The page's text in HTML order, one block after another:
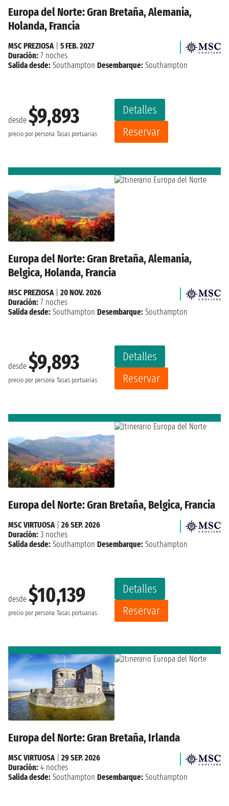
Europa del Norte: Gran Bretaña, Alemania,
Holanda, Francia
desde $9,893
precio por persona Tasas portuarias
Detalles
Reservar
MSC PREZIOSA| 5 FEB. 2027
Duración: 7 noches
Salida desde: Southampton Desembarque: Southampton
Europa del Norte: Gran Bretaña, Alemania,
Belgica, Holanda, Francia
desde $9,893
precio por persona Tasas portuarias
Detalles
Reservar
MSC PREZIOSA
20 NOV. 2026
Duración: 7 noches
Salida desde: Southampton Desembarque: Southampton
Europa del Norte: Gran Bretaña, Belgica, Francia
desde $10,139
precio por persona Tasas portuarias
Detalles
Reservar
MSC VIRTUOSA| 26 SEP. 2026
Duración: 3 noches
Salida desde: Southampton Desembarque: Southampton
Europa del Norte: Gran Bretaña, Irlanda
MSC VIRTUOSA
29 SEP. 2026
Duración: 4 noches
Salida desde: Southampton Desembarque: Southampton